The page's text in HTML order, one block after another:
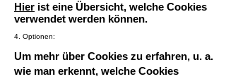
Hier ist eine Übersicht, welche Cookies
verwendet werden können.
4. Optionen:
Um mehr über Cookies zu erfahren, u. a.
wie man erkennt, welche Cookies